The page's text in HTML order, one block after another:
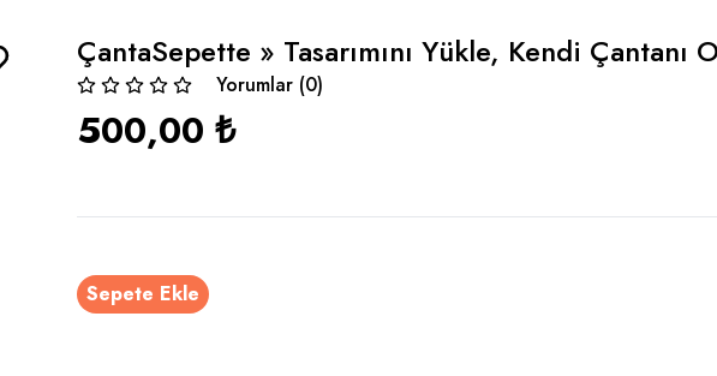
ÇantaSepette » Tasarımını Yükle, Kendi Çantanı
Yorumlar (0)
500,00 ₺
Sepete Ekle